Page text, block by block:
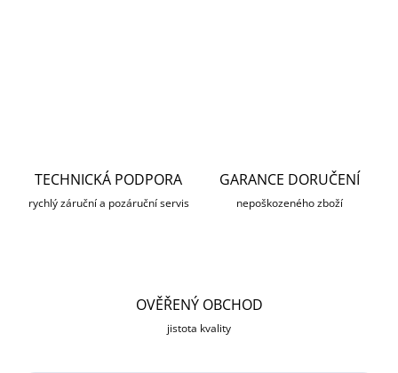
TECHNICKÁ PODPORA
rychlý záruční a pozáruční servis
GARANCE DORUČENÍ
nepoškozeného zboží
OVĚŘENÝ OBCHOD
jistota kvality